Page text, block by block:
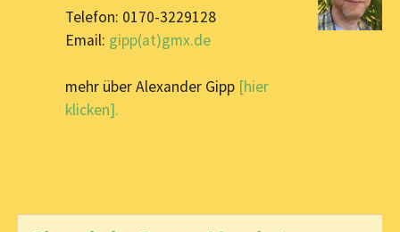
Telefon: 0170-3229128
Email: gipp(at)gmx.de
mehr über Alexander Gipp [hier
klicken].